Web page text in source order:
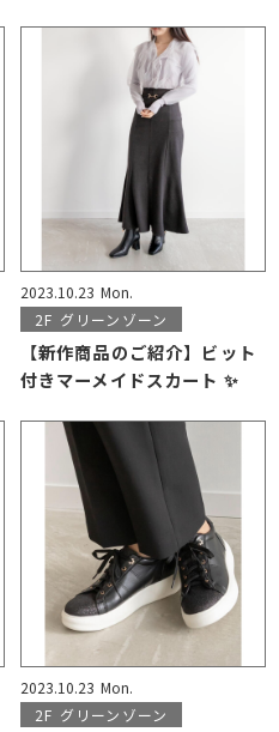
2023.10.23 Mon.
2F グリーンゾーン
【新作商品のご紹介】ビット
付きマーメイドスカート ✨
2023.10.23 Mon.
2F グリーンゾーン